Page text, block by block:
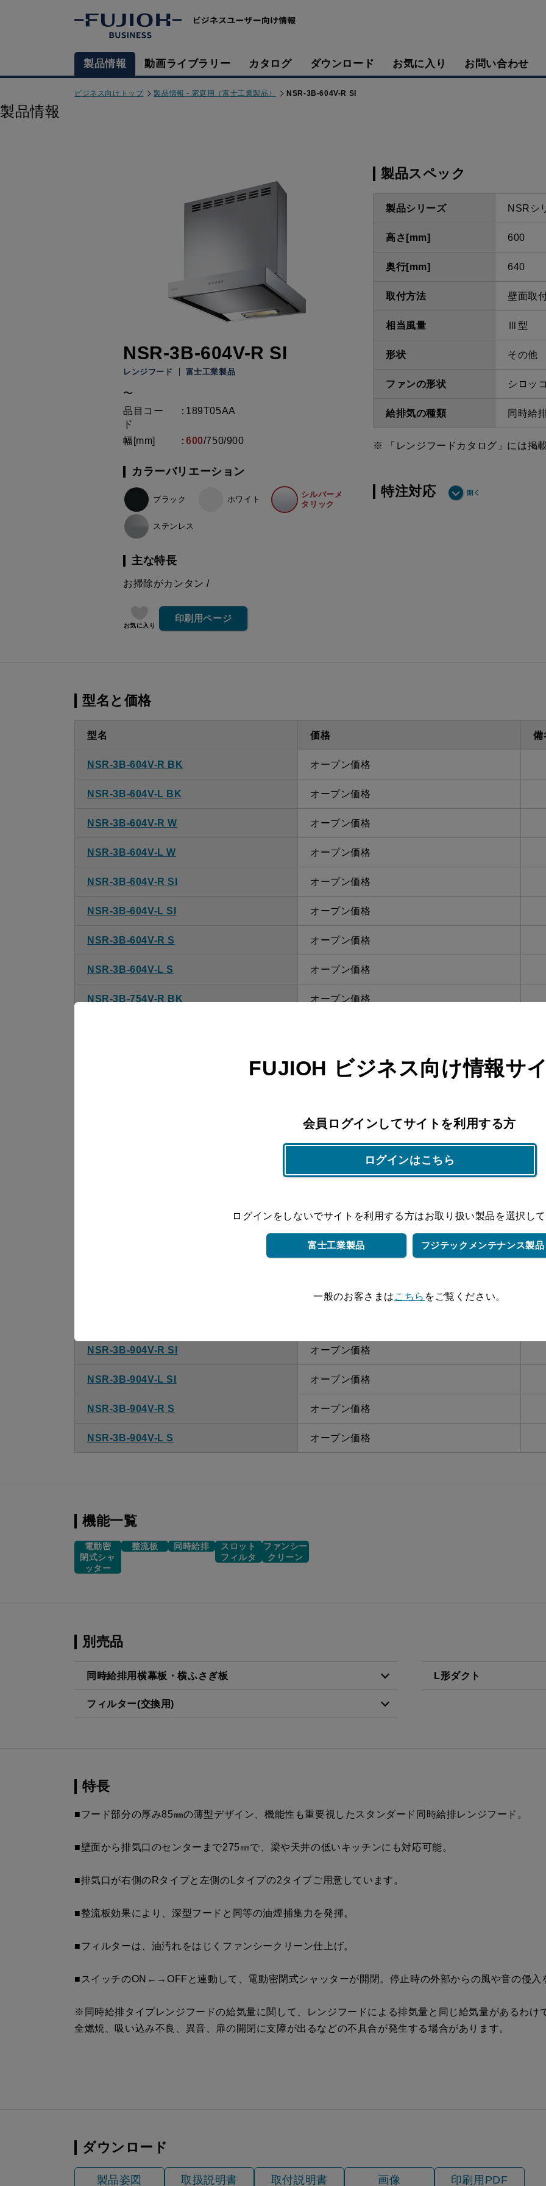
製品情報 動画ライブラリー カタログ ダウンロード お気に入り お問い合わせ
ビジネス向けトップ 製品情報 - 家庭用（富士工業製品） NSR-3B-604V-R SI
製品情報
NSR-3B-604V-R SI
レンジフード 富士工業製品
〜
品目コー
ド
189T05AA
幅[mm] 600/750/900
カラーバリエーション
ブラック ホワイト
シルバーメ
タリック
ステンレス
主な特長
お掃除がカンタン
お気に入り
印刷用ページ
製品スペック
製品シリーズ NSRシ
高さ[mm] 600
奥行[mm] 640
取付方法 壁面取
相当風量 Ⅲ型
形状 その他
ファンの形状 シロッ
給排気の種類 同時給
※ 「レンジフードカタログ」には掲
特注対応
型名と価格
型名 価格 備
NSR-3B-604V-R BK オープン価格
NSR-3B-604V-L BK オープン価格
NSR-3B-604V-R W オープン価格
NSR-3B-604V-L W オープン価格
NSR-3B-604V-R SI オープン価格
NSR-3B-604V-L SI オープン価格
NSR-3B-604V-R S オープン価格
NSR-3B-604V-L S オープン価格
NSR-3B-754V-R BK オープン価格
オープン価格
オープン価格
オープン価格
オープン価格
オープン価格
オープン価格
NSR-3B-904V-R SI オープン価格
NSR-3B-904V-L SI オープン価格
NSR-3B-904V-R S オープン価格
NSR-3B-904V-L S オープン価格
機能一覧
電動密
閉式シャ
ッター
整流板 同時給排
スロット
フィルタ
ファンシー
クリーン
別売品
同時給排用横幕板・横ふさぎ板
SPB51-450L S4 ¥17,820（税抜価格 ￥16,200）
フィルター(交換用)
L形ダクト
特長
■フード部分の厚み85㎜の薄型デザイン、機能性も重要視したスタンダード同時給排レンジフード。
■壁面から排気口のセンターまで275㎜で、梁や天井の低いキッチンにも対応可能。
■排気口が右側のRタイプと左側のLタイプの2タイプご用意しています。
■整流板効果により、深型フードと同等の油煙捕集力を発揮。
■フィルターは、油汚れをはじくファンシークリーン仕上げ。
■スイッチのON←→OFFと連動して、電動密閉式シャッターが開閉。停止時の外部からの風や音の侵入
※同時給排タイプレンジフードの給気量に関して、レンジフードによる排気量と同じ給気量があるわけ
全燃焼、吸い込み不良、異音、扉の開閉に支障が出るなどの不具合が発生する場合があります。
ダウンロード
製品姿図 取扱説明書 取付説明書 画像 印刷用PDF
FUJIOH ビジネス向け情報サ
会員ログインしてサイトを利用する方
ログインはこちら
ログインをしないでサイトを利用する方はお取り扱い製品を選択し
富士工業製品 フジテック メンテナンス製品
一般のお客さまは こちら をご覧ください。